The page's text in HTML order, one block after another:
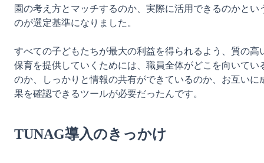
園の考え方とマッチするのか、実際に活用できるのかとい
のが選定基準になりました。
すべての子どもたちが最大の利益を得られるよう、質の高
保育を提供していくためには、職員全体がどこを向いてい
のか、しっかりと情報の共有ができているのか、お互いに
果を確認できるツールが必要だったんです。
TUNAG導入のきっかけ